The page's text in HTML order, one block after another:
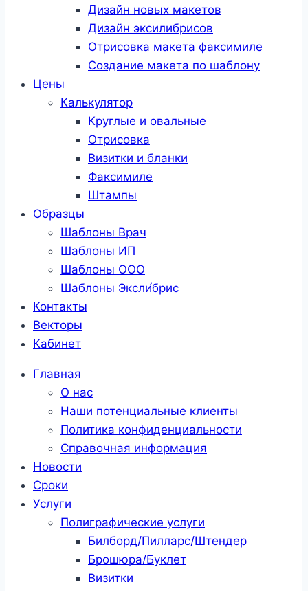
Дизайн новых макетов
Дизайн эксилибрисов
Отрисовка макета факсимиле
Создание макета по шаблону
Цены
Калькулятор
Круглые и овальные
Отрисовка
Визитки и бланки
Факсимиле
Штампы
Образцы
Шаблоны Врач
Шаблоны ИП
Шаблоны ООО
Шаблоны Эксли́брис
Контакты
Векторы
Кабинет
Главная
О нас
Наши потенциальные клиенты
Политика конфиденциальности
Справочная информация
Новости
Сроки
Услуги
Полиграфические услуги
Билборд/Пилларс/Штендер
Брошюра/Буклет
Визитки